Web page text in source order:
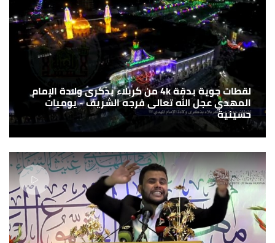
لقطات جوية بدقة 4k من كربلاء بذكرى ولادة الإمام
المهدي عجل الله تعالى فرجه الشريف - يوميات
حسينية